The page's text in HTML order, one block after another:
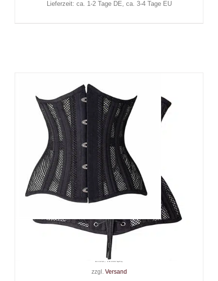
Lieferzeit: ca. 1-2 Tage DE, ca. 3-4 Tage EU
Moon Attic Korsett Lewd Skin
69,90
Inkl. MwSt.
zzgl. Versand